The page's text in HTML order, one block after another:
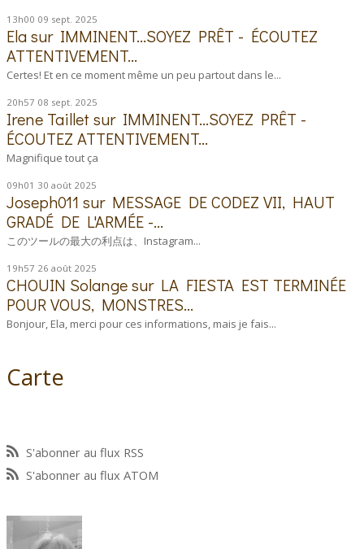
13h00 09 sept. 2025
Elasur IMMINENT...SOYEZ PRÊT - ÉCOUTEZ
ATTENTIVEMENT...
Certes! Et en ce moment même un peu partout dans le...
20h57 08 sept. 2025
Irene Taillet sur IMMINENT...SOYEZ PRÊT -
ÉCOUTEZ ATTENTIVEMENT...
Magnifique tout ça
09h01 30 août 2025
Joseph011 sur MESSAGE DE CODEZ VII, HAUT
GRADÉ DE L'ARMÉE -...
このツールの最大の利点は、Instagram...
19h57 26 août 2025
CHOUIN Solangesur LA FIESTA EST TERMINÉE
POUR VOUS, MONSTRES...
Bonjour, Ela, merci pour ces informations, mais je fais...
Carte
S'abonner au flux RSS
S'abonner au flux ATOM